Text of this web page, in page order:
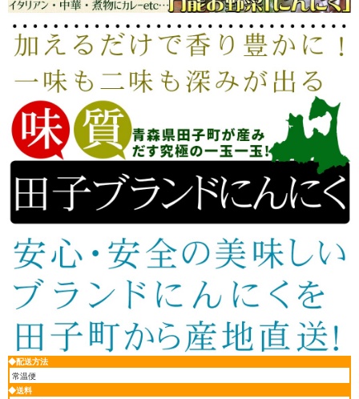
◆配送方法
常温便
◆送料